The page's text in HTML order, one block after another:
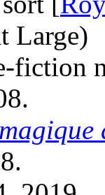
Large)
fiction